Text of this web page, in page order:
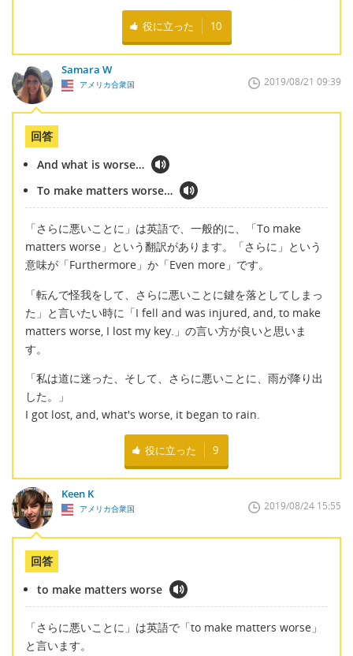
役に立った 10
Samara W
アメリカ合衆国 2019/08/21 09:39
回答
And what is worse…
To make matters worse…
「さらに悪いことに」は英語で、一般的に、「To make
matters worse」という翻訳があります。「さらに」という
意味が「Furthermore」か「Even more」です。
「転んで怪我をして、さらに悪いことに鍵を落としてしまっ
た」と言いたい時に「I fell and was injured, and, to make
matters worse, I lost my key.」の言い方が良いと思いま
す。
「私は道に迷った、そして、さらに悪いことに、雨が降り出
した。」
I got lost, and, what's worse, it began to rain.
役に立った 9
Keen K
アメリカ合衆国 2019/08/24 15:55
回答
to make matters worse
「さらに悪いことに」は英語で「to make matters worse」
と言います。